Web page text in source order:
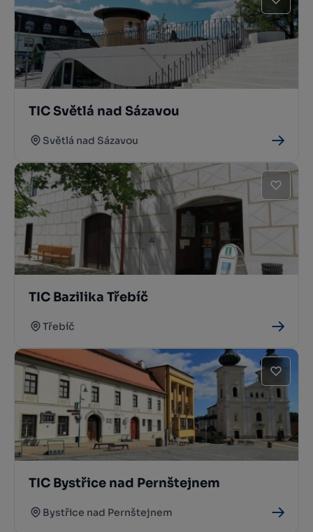
TIC Světlá nad Sázavou
Světlá nad Sázavou
TIC Bazilika Třebíč
Třebíč
TIC Bystřice nad Pernštejnem
Bystřice nad Pernštejnem